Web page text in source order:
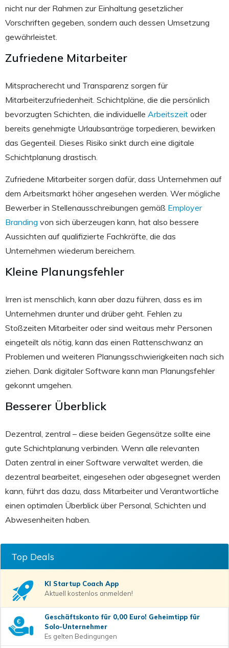
nicht nur der Rahmen zur Einhaltung gesetzlicher
Vorschriften gegeben, sondern auch dessen Umsetzung
gewährleistet.
Zufriedene Mitarbeiter
Mitspracherecht und Transparenz sorgen für
Mitarbeiterzufriedenheit. Schichtpläne, die die persönlich
bevorzugten Schichten, die individuelle Arbeitszeit oder
bereits genehmigte Urlaubsanträge torpedieren, bewirken
das Gegenteil. Dieses Risiko sinkt durch eine digitale
Schichtplanung drastisch.
Zufriedene Mitarbeiter sorgen dafür, dass Unternehmen auf
dem Arbeitsmarkt höher angesehen werden. Wer mögliche
Bewerber in Stellenausschreibungen gemäß Employer
Branding von sich überzeugen kann, hat also bessere
Aussichten auf qualifizierte Fachkräfte, die das
Unternehmen wiederum bereichern.
Kleine Planungsfehler
Irren ist menschlich, kann aber dazu führen, dass es im
Unternehmen drunter und drüber geht. Fehlen zu
Stoßzeiten Mitarbeiter oder sind weitaus mehr Personen
eingeteilt als nötig, kann das einen Rattenschwanz an
Problemen und weiteren Planungsschwierigkeiten nach sich
ziehen. Dank digitaler Software kann man Planungsfehler
gekonnt umgehen.
Besserer Überblick
Dezentral, zentral – diese beiden Gegensätze sollte eine
gute Schichtplanung verbinden. Wenn alle relevanten
Daten zentral in einer Software verwaltet werden, die
dezentral bearbeitet, eingesehen oder abgesegnet werden
kann, führt das dazu, dass Mitarbeiter und Verantwortliche
einen optimalen Überblick über Personal, Schichten und
Abwesenheiten haben.
Top Deals
KI Startup Coach App
Aktuell kostenlos anmelden!
Geschäftskonto für 0,00 Euro! Geheimtipp für
Solo-Unternehmer
Es gelten Bedingungen